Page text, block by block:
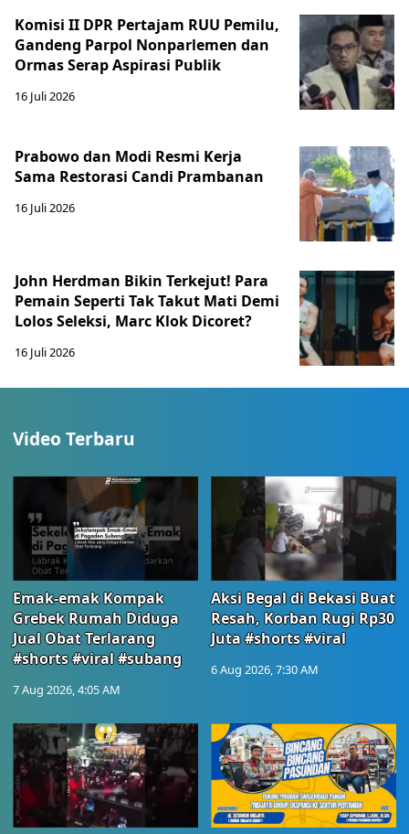
Komisi II DPR Pertajam RUU Pemilu,
Gandeng Parpol Nonparlemen dan
Ormas Serap Aspirasi Publik
16 Juli 2026
Prabowo dan Modi Resmi Kerja
Sama Restorasi Candi Prambanan
16 Juli 2026
John Herdman Bikin Terkejut! Para
Pemain Seperti Tak Takut Mati Demi
Lolos Seleksi, Marc Klok Dicoret?
16 Juli 2026
Video Terbaru
Emak-emak Kompak
Grebek Rumah Diduga
Jual Obat Terlarang
#shorts #viral #subang
7 Aug 2026, 4:05 AM
Aksi Begal di Bekasi Buat
Resah, Korban Rugi Rp30
Juta #shorts #viral
6 Aug 2026, 7:30 AM